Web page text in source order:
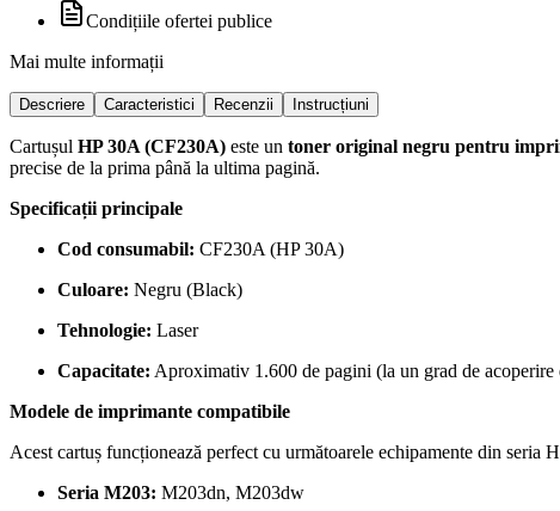
Condițiile ofertei publice
Mai multe informații
Descriere Caracteristici Recenzii Instrucțiuni
Cartușul HP 30A (CF230A) este un toner original negru pentru
precise de la prima până la ultima pagină.
Specificații principale
Cod consumabil: CF230A (HP 30A)
Culoare: Negru (Black)
Tehnologie: Laser
Capacitate: Aproximativ 1.600 de pagini (la un grad de acoperire
Modele de imprimante compatibile
Acest cartuș funcționează perfect cu următoarele echipamente din seria
Seria M203: M203dn, M203dw